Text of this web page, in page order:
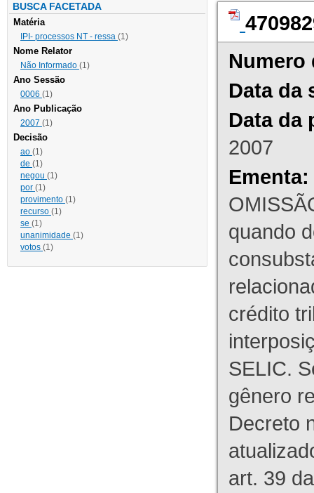
BUSCA FACETADA
Matéria
IPI- processos NT - ressa (1)
Nome Relator
Não Informado (1)
Ano Sessão
0006 (1)
Ano Publicação
2007 (1)
Decisão
ao (1)
de (1)
negou (1)
por (1)
provimento (1)
recurso (1)
se (1)
unanimidade (1)
votos (1)
Numero
Data da
Data da
2007
Ementa:
quando
crédito
SELIC.
gênero
Decreto
art. 39